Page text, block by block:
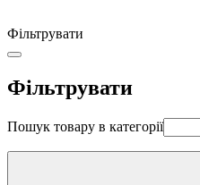
Фільтрувати
Фільтрувати
Пошук товару в категорії